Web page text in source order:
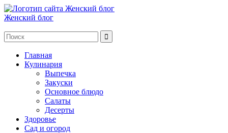
Женский блог
Главная
Кулинария
Выпечка
Закуски
Основное блюдо
Салаты
Десерты
Здоровье
Сад и огород